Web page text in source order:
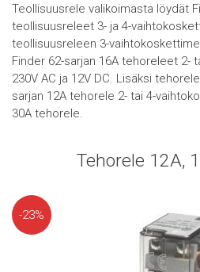
Teollisuusrele valikoimasta löydät
teollisuusreleet 3- ja 4-
teollisuusreleen 3-
Finder 62-sarjan 16A tehoreleet 2-
230V AC ja 12V DC. Lisäksi
sarjan 12A tehorele 2- tai 4-
30A tehorele.
Tehorele 12A,
-23%